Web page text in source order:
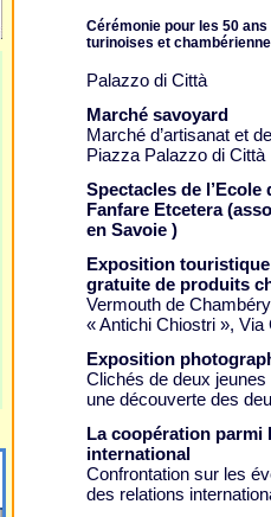
Cérémonie pour les 50
turinoises et
Palazzo di Città
Marché savoyard
Marché d’artisanat et
Piazza Palazzo di Città
Spectacles de
Fanfare Etcetera
en Savoie )
Exposition
gratuite de produits
Vermouth de
« Antichi Chiostri »,
Exposition
Clichés de deux
une découverte des
La coopération parmi
international
Confrontation sur les
des relations